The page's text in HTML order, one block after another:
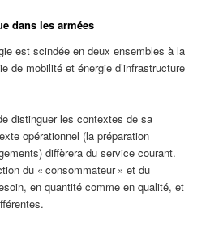
dans les armées
est scindée en deux ensembles à la
de mobilité et énergie d’infrastructure
distinguer les contextes de sa
opérationnel (la préparation
diffèrera du service courant.
du « consommateur » et du
en quantité comme en qualité, et